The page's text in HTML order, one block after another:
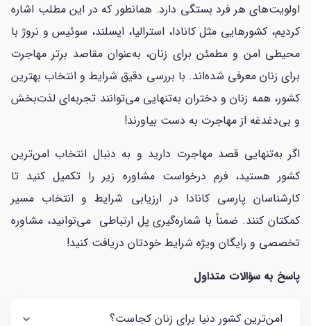
اولویت‌های هر فرد بستگی دارد. همانطور که در این مطلب اشاره
کردیم، کشورهایی مثل کانادا، استرالیا، ایسلند، سوئیس و نروژ با
محیطی امن و مطمئن برای زنان، به‌عنوان مقاصد برتر مهاجرت
برای زنان معرفی شده‌اند. با بررسی دقیق شرایط و انتخاب بهترین
کشور، همه زنان و دختران به‌تنهایی می‌توانند تجربه‌ای لذت‌بخش
و بی‌دغدغه از مهاجرت به دست بیاورند!
اگر به‌تنهایی قصد مهاجرت دارید و به دنبال انتخاب امن‌ترین
کشور هستید، فرم درخواست مشاوره زیر را تکمیل کنید تا
کارشناسان پارسی کانادا در ارزیابی شرایط و انتخاب مسیر
کمکتان کنند. ضمناً با شماره‌گیری پل ارتباطی می‌توانید، مشاوره
تخصصی و رایگان ویژه شرایط خودتان دریافت کنید!
پاسخ به سؤالات متداول
امن‌ترین کشور دنیا برای زنان کجاست؟